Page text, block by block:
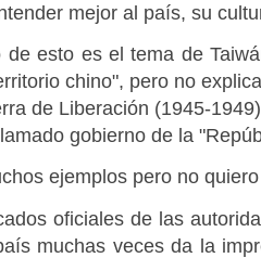
mejor al país, su
de esto es el tema de
chino", pero no
de Liberación (1945-
gobierno de la
ejemplos pero no
oficiales de las
muchas veces da la